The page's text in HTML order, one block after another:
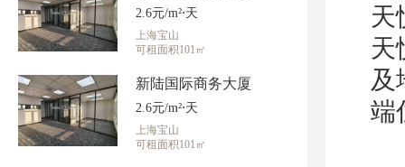
2.6元/m²⋅天
上海宝山
可租面积101㎡
新陆国际商务大厦
2.6元/m²⋅天
上海宝山
可租面积101㎡
天
天
及
端